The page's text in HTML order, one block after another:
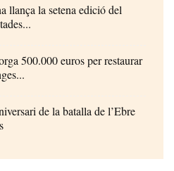
llança la setena edició del
500.000 euros per restaurar
de la batalla de l’Ebre